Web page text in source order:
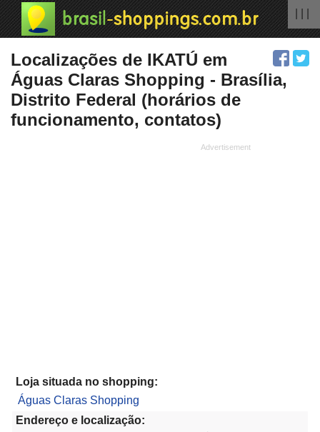
Localizações de IKATÚ em
Águas Claras Shopping - Brasília,
Distrito Federal (horários de
funcionamento, contatos)
Loja situada no shopping:
Águas Claras Shopping
Endereço e localização: